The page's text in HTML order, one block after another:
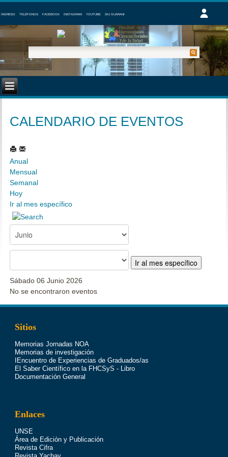
INGRESO TELÉFONOS FACEBOOK INSTAGRAM YOUTUBE SIU GUARANI
CALENDARIO DE EVENTOS
Anual
Mensual
Semanal
Hoy
Ir al mes específico
Ir al mes específico
Sábado 06 Junio 2026
No se encontraron eventos
Sitios
Memorias Jornadas NOA
Memorias de investigación
IEncuentro de Experiencias de Graduados/as
El Saber Científico en la FHCSyS - Libro
Documentación General
Enlaces
UNSE
Área de Edición y Publicación
Revista Cifra